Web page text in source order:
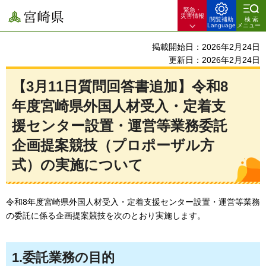
宮崎県
緊急・
災害情報
閲覧補助
Language
検索
メニュー
掲載開始日：2026年2月24日
更新日：2026年2月24日
【3月11日質問回答書追加】令和8
年度宮崎県外国人材受入・定着支
援センター設置・運営等業務委託
企画提案競技（プロポーザル方
式）の実施について
令和8年度宮崎県外国人材受入・定着支援センター設置・運営等業務
の委託に係る企画提案競技を次のとおり実施します。
1.委託業務の目的